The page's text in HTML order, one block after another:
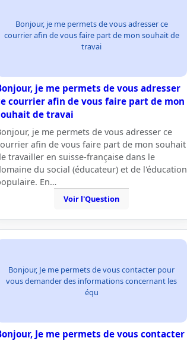
Bonjour, je me permets de vous adresser ce
courrier afin de vous faire part de mon souhait de
travai
je me permets de vous adresser
courrier afin de vous faire part de mon
de travai
je me permets de vous adresser ce
afin de vous faire part de mon souhait
travailler en suisse-française dans le
du social (éducateur) et de l'éducation
En…
Voir l'Question
Bonjour, Je me permets de vous contacter pour
vous demander des informations concernant les
équ
Je me permets de vous contacter